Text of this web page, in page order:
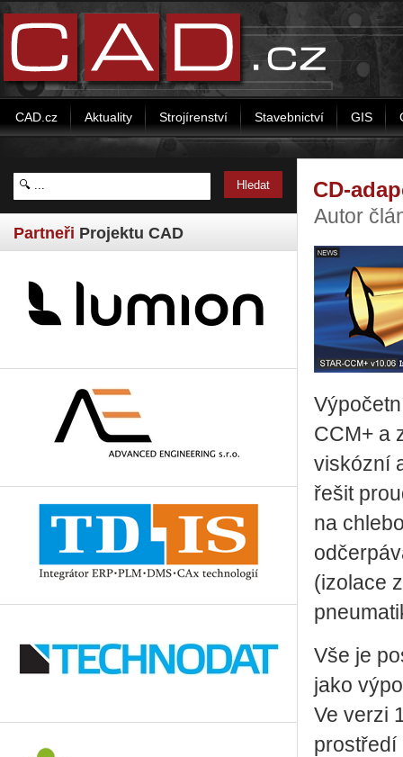
CAD.cz Aktuality Strojírenství Stavebnictví GIS
Partneři Projektu CAD
CD-
Autor
CCM+ a
viskózní
řešit
na
(izolace
Vše je
jako
Ve verzi
prostředí